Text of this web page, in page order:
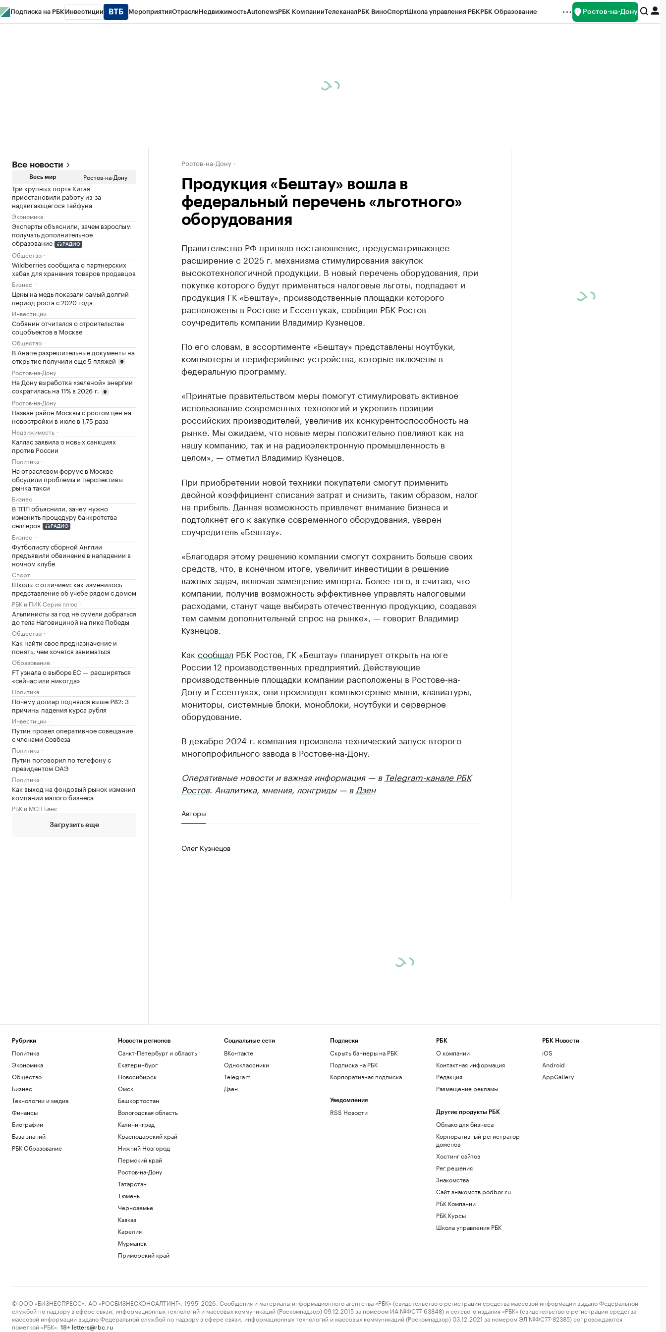
Подписка на РБК Инвестиции МероприятияОтраслиНедвижимостьAutonewsРБК КомпанииТелеканалРБК ВиноСпортШкола управления РБКРБК Образование Ростов-на-Дону
Все новости
Весь мир Ростов-на-Дону
Три крупных порта Китая
приостановили работу из-за
надвигающегося тайфуна
Экономика
Эксперты объяснили, зачем взрослым
получать дополнительное
образование
РАДИО
Общество
Wildberries сообщила о партнерских
хабах для хранения товаров продавцов
Бизнес
Цены на медь показали самый долгий
период роста с 2020 года
Инвестиции
Собянин отчитался о строительстве
соцобъектов в Москве
Общество
В Анапе разрешительные документы на
открытие получили еще 5 пляжей
Ростов-на-Дону
На Дону выработка «зеленой» энергии
сократилась на 11% в 2026 г.
Ростов-на-Дону
Назван район Москвы с ростом цен на
новостройки в июле в 1,75 раза
Недвижимость
Каллас заявила о новых санкциях
против России
Политика
На отраслевом форуме в Москве
обсудили проблемы и перспективы
рынка такси
Бизнес
В ТПП объяснили, зачем нужно
изменить процедуру банкротства
селлеров
РАДИО
Бизнес
Футболисту сборной Англии
предъявили обвинение в нападении в
ночном клубе
Спорт
Школы с отличием: как изменилось
представление об учебе рядом с домом
РБК и ПИК Серия плюс
Альпинисты за год не сумели добраться
до тела Наговициной на пике Победы
Общество
Как найти свое предназначение и
понять, чем хочется заниматься
Образование
FT узнала о выборе ЕС — расширяться
«сейчас или никогда»
Политика
Почему доллар поднялся выше ₽82: 3
причины падения курса рубля
Инвестиции
Путин провел оперативное совещание
с членами Совбеза
Политика
Путин поговорил по телефону с
президентом ОАЭ
Политика
Как выход на фондовый рынок изменил
компании малого бизнеса
РБК и МСП Банк
Загрузить еще
Ростов-на-Дону
Продукция «Бештау» вошла в
федеральный перечень «льготного»
оборудования
Правительство РФ приняло постановление, предусматривающее
расширение с 2025 г. механизма стимулирования закупок
высокотехнологичной продукции. В новый перечень оборудования, при
покупке которого будут применяться налоговые льготы, подпадает и
продукция ГК «Бештау», производственные площадки которого
расположены в Ростове и Ессентуках, сообщил РБК Ростов
соучредитель компании Владимир Кузнецов.
По его словам, в ассортименте «Бештау» представлены ноутбуки,
компьютеры и периферийные устройства, которые включены в
федеральную программу.
«Принятые правительством меры помогут стимулировать активное
использование современных технологий и укрепить позиции
российских производителей, увеличив их конкурентоспособность на
рынке. Мы ожидаем, что новые меры положительно повлияют как на
нашу компанию, так и на радиоэлектронную промышленность в
целом», — отметил Владимир Кузнецов.
При приобретении новой техники покупатели смогут применить
двойной коэффициент списания затрат и снизить, таким образом, налог
на прибыль. Данная возможность привлечет внимание бизнеса и
подтолкнет его к закупке современного оборудования, уверен
соучредитель «Бештау».
«Благодаря этому решению компании смогут сохранить больше своих
средств, что, в конечном итоге, увеличит инвестиции в решение
важных задач, включая замещение импорта. Более того, я считаю, что
компании, получив возможность эффективнее управлять налоговыми
расходами, станут чаще выбирать отечественную продукцию, создавая
тем самым дополнительный спрос на рынке», — говорит Владимир
Кузнецов.
Как сообщал РБК Ростов, ГК «Бештау» планирует открыть на юге
России 12 производственных предприятий. Действующие
производственные площадки компании расположены в Ростове-на-
Дону и Ессентуках, они производят компьютерные мыши, клавиатуры,
мониторы, системные блоки, моноблоки, ноутбуки и серверное
оборудование.
В декабре 2024 г. компания произвела технический запуск второго
многопрофильного завода в Ростове-на-Дону.
Оперативные новости и важная информация — в Telegram-канале РБК
Ростов. Аналитика, мнения, лонгриды — в Дзен
Авторы
Олег Кузнецов
Рубрики
Политика
Экономика
Общество
Бизнес
Технологии и медиа
Финансы
Биографии
База знаний
РБК Образование
Новости регионов
Санкт-Петербург и область
Екатеринбург
Новосибирск
Омск
Башкортостан
Вологодская область
Калининград
Краснодарский край
Нижний Новгород
Пермский край
Ростов-на-Дону
Татарстан
Тюмень
Черноземье
Кавказ
Карелия
Мурманск
Приморский край
Социальные сети
ВКонтакте
Одноклассники
Telegram
Дзен
Подписки
Скрыть баннеры на РБК
Подписка на РБК
Корпоративная подписка
Уведомления
RSS Новости
РБК
О компании
Контактная информация
Редакция
Размещение рекламы
Другие продукты РБК
Облако для бизнеса
Корпоративный регистратор
доменов
Хостинг сайтов
Рег.решения
Знакомства
Сайт знакомств podbor.ru
РБК Компании
РБК Курсы
Школа управления РБК
РБК Новости
iOS
Android
AppGallery
© ООО «БИЗНЕСПРЕСС», АО «РОСБИЗНЕСКОНСАЛТИНГ», 1995–2026. Сообщения и материалы информационного агентства «РБК» (свидетельство о регистрации средства массовой информации выдано Федеральной
службой по надзору в сфере связи, информационных технологий и массовых коммуникаций (Роскомнадзор) 09.12.2015 за номером ИА №ФС77-63848) и сетевого издания «РБК» (свидетельство о регистрации средства
массовой информации выдано Федеральной службой по надзору в сфере связи, информационных технологий и массовых коммуникаций (Роскомнадзор) 03.12.2021 за номером ЭЛ №ФС77-82385) сопровождаются
пометкой «РБК».
18+ letters@rbc.ru